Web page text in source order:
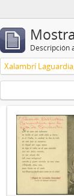
Descripción